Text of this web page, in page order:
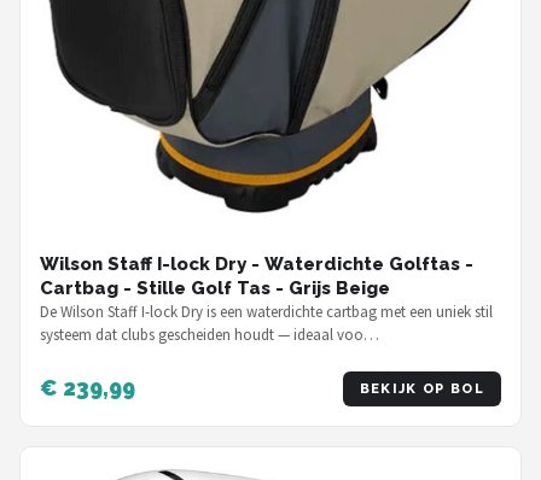
Wilson Staff I-lock Dry - Waterdichte Golftas -
Cartbag - Stille Golf Tas - Grijs Beige
De Wilson Staff I-lock Dry is een waterdichte cartbag met een uniek stil
systeem dat clubs gescheiden houdt — ideaal voo…
€ 239,99 BEKIJK OP BOL